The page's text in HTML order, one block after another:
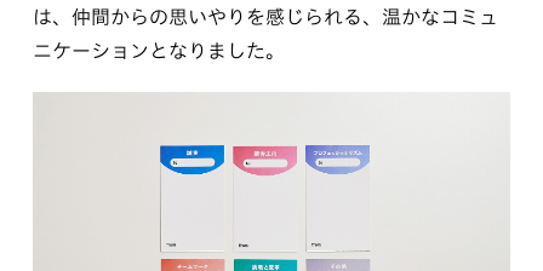
は、仲間からの思いやりを感じられる、温かなコミュ
ニケーションとなりました。